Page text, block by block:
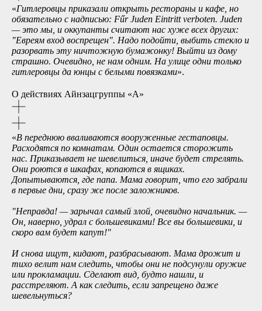
«Гитлеровцы приказали открыть рестораны и кафе, но
обязательно с надписью: Fűr Juden Eintritt verboten. Juden
— это мы, и оккупанты считают нас хуже всех других:
"Евреям вход воспрещен". Надо подойти, выбить стекло и
разорвать эту ничтожную бумажонку! Выйти из дому
страшно. Очевидно, не нам одним. На улице одни только
гитлеровцы да юнцы с белыми повязками».
О действиях Айнзацгруппы «А»
«В переднюю вваливаются вооруженные гестаповцы.
Расходятся по комнатам. Один остается сторожить
нас. Приказывает не шевелиться, иначе будет стрелять.
Они роются в шкафах, копаются в ящиках.
Допытываются, где папа. Мама говорит, что его забрали
в первые дни, сразу же после заложников.
"Неправда! — зарычал самый злой, очевидно начальник. —
Он, наверно, удрал с большевиками! Все вы большевики, и
скоро вам будет капут!"
И снова ищут, кидают, разбрасывают. Мама дрожит и
тихо велит нам следить, чтобы они не подсунули оружие
или прокламации. Сделают вид, будто нашли, и
расстреляют. А как следить, если запрещено даже
шевельнуться?